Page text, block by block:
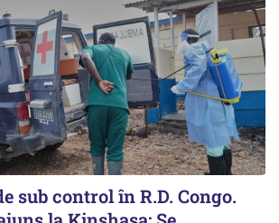
sub control în R.D. Congo.